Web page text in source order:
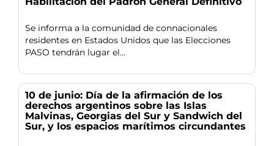
Se informa a la comunidad de connacionales
residentes en Estados Unidos que las Elecciones
PASO tendrán lugar el...
10 de junio: Día de la afirmación de los
derechos argentinos sobre las Islas
Malvinas, Georgias del Sur y Sandwich del
Sur, y los espacios marítimos circundantes